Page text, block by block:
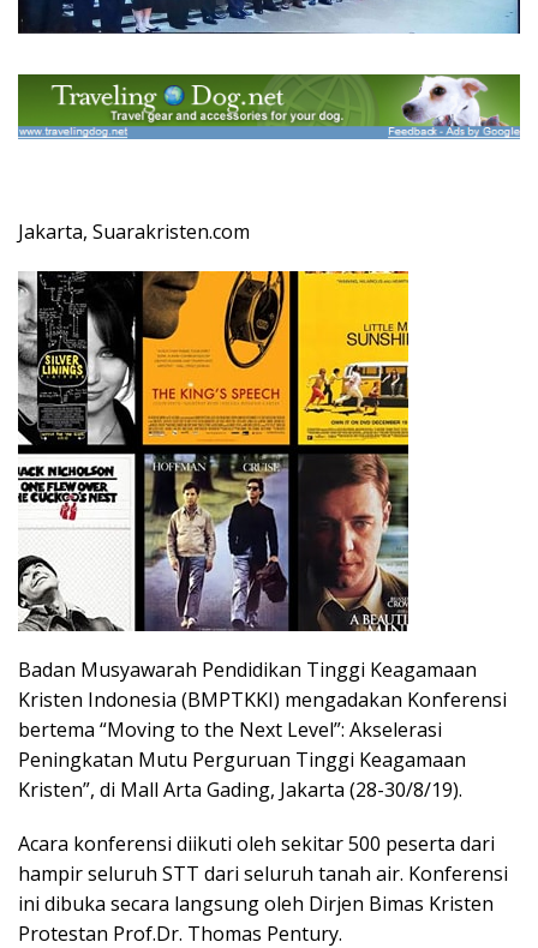
Jakarta, Suarakristen.com
Badan Musyawarah Pendidikan Tinggi Keagamaan
Kristen Indonesia (BMPTKKI) mengadakan Konferensi
bertema “Moving to the Next Level”: Akselerasi
Peningkatan Mutu Perguruan Tinggi Keagamaan
Kristen”, di Mall Arta Gading, Jakarta (28-30/8/19).
Acara konferensi diikuti oleh sekitar 500 peserta dari
hampir seluruh STT dari seluruh tanah air. Konferensi
ini dibuka secara langsung oleh Dirjen Bimas Kristen
Protestan Prof.Dr. Thomas Pentury.